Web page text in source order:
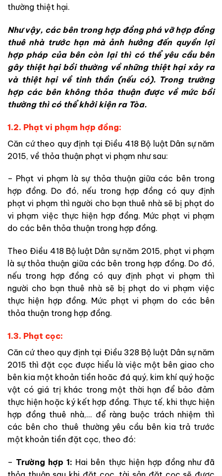
thường thiệt hại.
Như vậy, các bên trong hợp đồng phá vỡ hợp đồng
thuê nhà trước hạn mà ảnh hưởng đến quyền lợi
hợp pháp của bên còn lại thì có thể yêu cầu bên
gây thiệt hại bồi thường về những thiệt hại xảy ra
và thiệt hại về tinh thần (nếu có). Trong trường
hợp các bên không thỏa thuận được về mức bồi
thường thì có thể khởi kiện ra Tòa.
1.2. Phạt vi phạm hợp đồng:
Căn cứ theo quy định tại Điều 418 Bộ luật Dân sự năm
2015, về thỏa thuận phạt vi phạm như sau:
– Phạt vi phạm là sự thỏa thuận giữa các bên trong
hợp đồng. Do đó, nếu trong hợp đồng có quy định
phạt vi phạm thì người cho bạn thuê nhà sẽ bị phạt do
vi phạm việc thực hiện hợp đồng. Mức phạt vi phạm
do các bên thỏa thuận trong hợp đồng.
Theo Điều 418 Bộ luật Dân sự năm 2015, phạt vi phạm
là sự thỏa thuận giữa các bên trong hợp đồng. Do đó,
nếu trong hợp đồng có quy định phạt vi phạm thì
người cho bạn thuê nhà sẽ bị phạt do vi phạm việc
thực hiện hợp đồng. Mức phạt vi phạm do các bên
thỏa thuận trong hợp đồng.
1.3. Phạt cọc:
Căn cứ theo quy định tại Điều 328 Bộ luật Dân sự năm
2015 thì đặt cọc được hiểu là việc một bên giao cho
bên kia một khoản tiền hoăc đá quý, kim khí quý hoặc
vật có giá trị khác trong một thời hạn để bảo đảm
thực hiện hoặc ký kết hợp đồng. Thực tế, khi thực hiện
hợp đồng thuê nhà,… để ràng buộc trách nhiệm thì
các bên cho thuê thường yêu cầu bên kia trả trước
một khoản tiền đặt cọc, theo đó:
– Trường hợp 1: Hai bên thực hiện hợp đồng như đã